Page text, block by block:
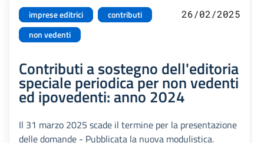
imprese editrici
contributi
non vedenti
26/02/2025
Contributi a sostegno dell'editoria
speciale periodica per non vedenti
ed ipovedenti: anno 2024
Il 31 marzo 2025 scade il termine per la presentazione
delle domande - Pubblicata la nuova modulistica.